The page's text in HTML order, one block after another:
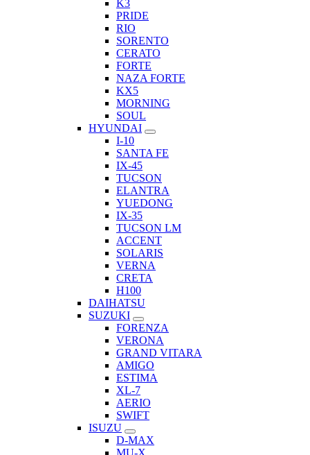
K3
PRIDE
RIO
SORENTO
CERATO
FORTE
NAZA FORTE
KX5
MORNING
SOUL
HYUNDAI
I-10
SANTA FE
IX-45
TUCSON
ELANTRA
YUEDONG
IX-35
TUCSON LM
ACCENT
SOLARIS
VERNA
CRETA
H100
DAIHATSU
SUZUKI
FORENZA
VERONA
GRAND VITARA
AMIGO
ESTIMA
XL-7
AERIO
SWIFT
ISUZU
D-MAX
MU-X